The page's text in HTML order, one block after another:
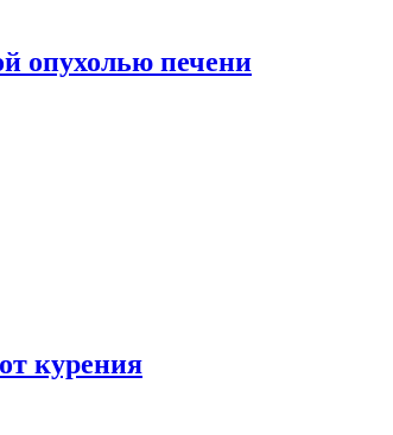
опухолью печени
курения